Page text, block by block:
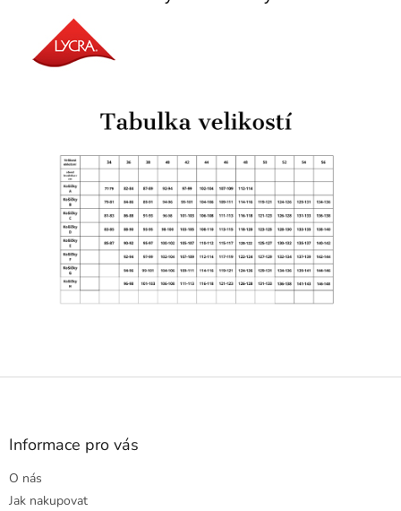
Z
Informace pro vás
O nás
Jak nakupovat